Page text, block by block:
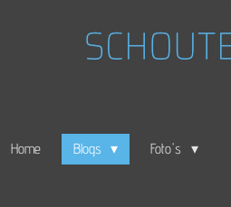
Home Blogs Foto's